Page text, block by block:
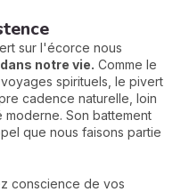
sur l'écorce nous
notre vie. Comme le
spirituels, le pivert
cadence naturelle, loin
Son battement
que nous faisons partie
conscience de vos